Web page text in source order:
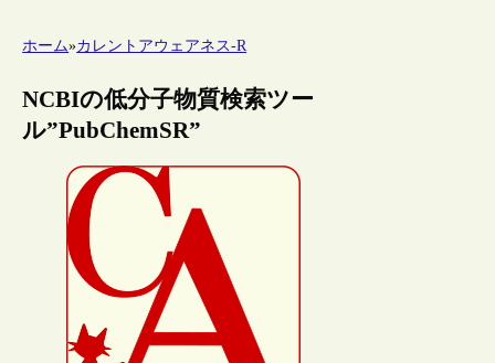
ホーム»カレントアウェアネス-R
NCBIの低分子物質検索ツー
ル”PubChemSR”